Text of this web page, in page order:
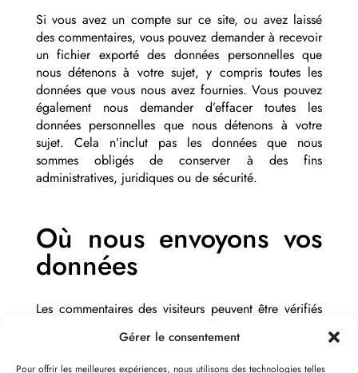
Gérer le consentement
Pour offrir les meilleures expériences, nous utilisons des technologies telles
Si vous avez un compte sur ce site, ou avez laissé
des commentaires, vous pouvez demander à recevoir
un fichier exporté des données personnelles que
nous détenons à votre sujet, y compris toutes les
données que vous nous avez fournies. Vous pouvez
également nous demander d’effacer toutes les
données personnelles que nous détenons à votre
sujet. Cela n’inclut pas les données que nous
sommes obligés de conserver à des fins
administratives, juridiques ou de sécurité.
Où nous envoyons vos
données
Les commentaires des visiteurs peuvent être vérifiés